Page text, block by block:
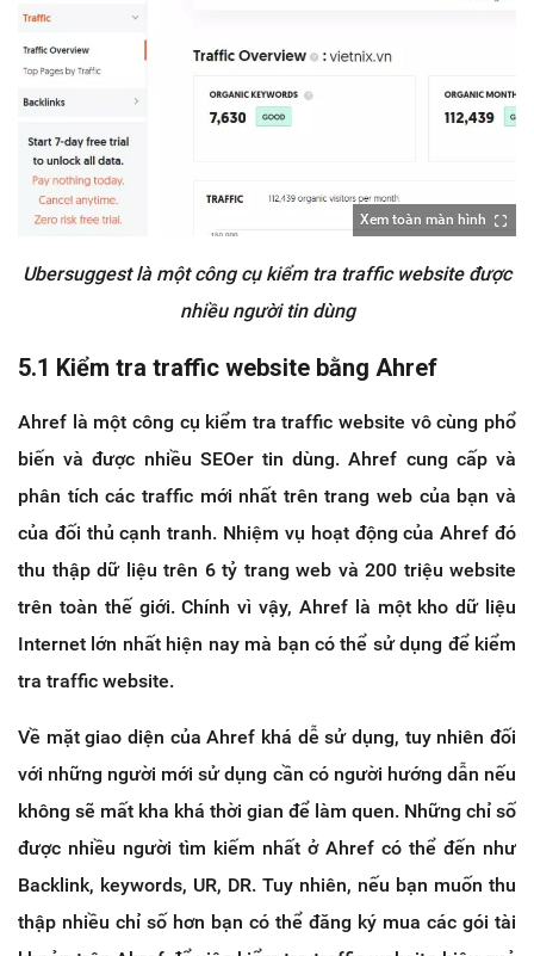
Xem toàn màn hình
Ubersuggest là một công cụ kiểm tra traffic website được
nhiều người tin dùng
5.1 Kiểm tra traffic website bằng Ahref
Ahref là một công cụ kiểm tra traffic website vô cùng phổ
biến và được nhiều SEOer tin dùng. Ahref cung cấp và
phân tích các traffic mới nhất trên trang web của bạn và
của đối thủ cạnh tranh. Nhiệm vụ hoạt động của Ahref đó
thu thập dữ liệu trên 6 tỷ trang web và 200 triệu website
trên toàn thế giới. Chính vì vậy, Ahref là một kho dữ liệu
Internet lớn nhất hiện nay mà bạn có thể sử dụng để kiểm
tra traffic website.
Về mặt giao diện của Ahref khá dễ sử dụng, tuy nhiên đối
với những người mới sử dụng cần có người hướng dẫn nếu
không sẽ mất kha khá thời gian để làm quen. Những chỉ số
được nhiều người tìm kiếm nhất ở Ahref có thể đến như
Backlink, keywords, UR, DR. Tuy nhiên, nếu bạn muốn thu
thập nhiều chỉ số hơn bạn có thể đăng ký mua các gói tài